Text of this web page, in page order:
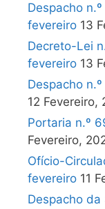
Despacho
fevereiro 13
Decreto-Lei
fevereiro 13
Despacho
12 Fevereiro,
Portaria n.º
Fevereiro,
Ofício-
fevereiro 11
Despacho da